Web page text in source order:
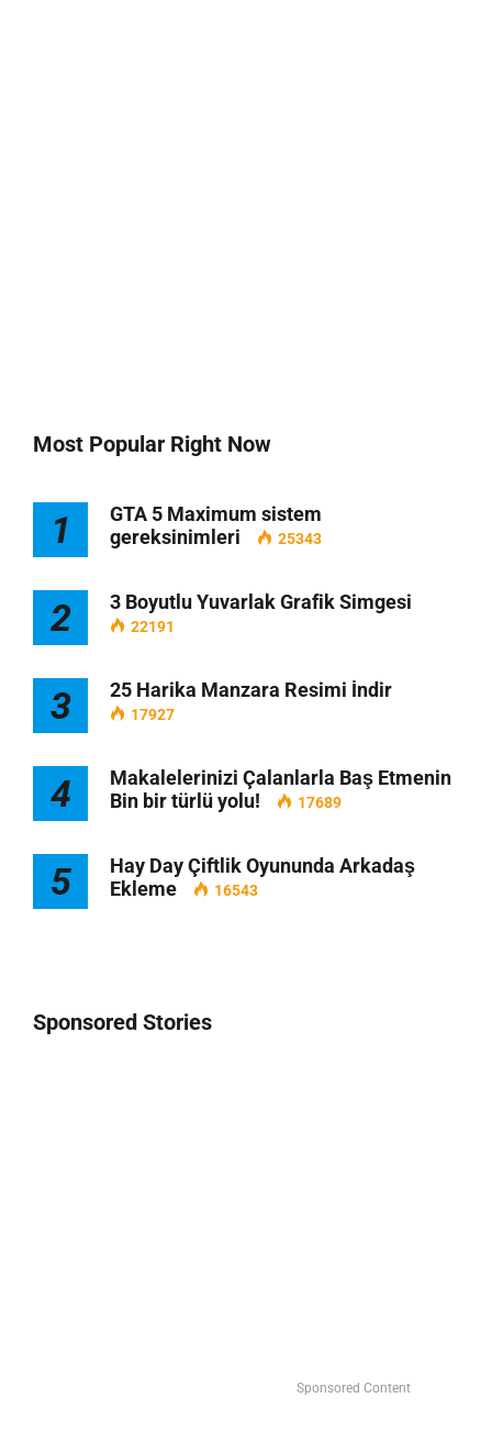
Most Popular Right Now
1
GTA 5 Maximum sistem
gereksinimleri
25343
2 3 Boyutlu Yuvarlak Grafik Simgesi
22191
3 25 Harika Manzara Resimi İndir
17927
4
Makalelerinizi Çalanlarla Baş Etmenin
Bin bir türlü yolu!
17689
5
Hay Day Çiftlik Oyununda Arkadaş
Ekleme
16543
Sponsored Stories
Sponsored Content